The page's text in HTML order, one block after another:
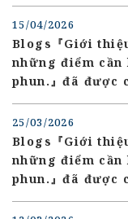
15/04/2026
Blogs『Giới
những điểm
phun.』đã được
25/03/2026
Blogs『Giới
những điểm
phun.』đã được